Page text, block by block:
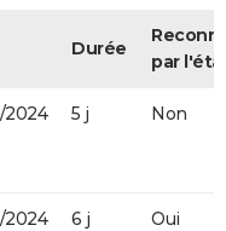
Durée
par
2024 5 j Non
2024 6 j Oui